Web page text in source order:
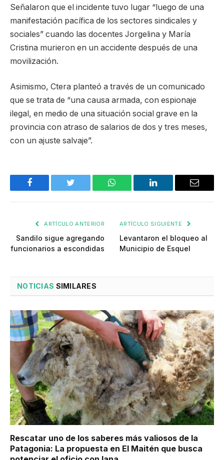
Señalaron que el incidente tuvo lugar “luego de una
manifestación pacífica de los sectores sindicales y
sociales” cuando las docentes Jorgelina y María
Cristina murieron en un accidente después de una
movilización.
Asimismo, Ctera planteó a través de un comunicado
que se trata de “una causa armada, con espionaje
ilegal, en medio de una situación social grave en la
provincia con atraso de salarios de dos y tres meses,
con un ajuste salvaje”.
Facebook Twitter WhatsApp LinkedIn Email
ARTÍCULO ANTERIOR
Sandilo sigue agregando
funcionarios a escondidas
ARTÍCULO SIGUIENTE
Levantaron el bloqueo al
Municipio de Esquel
NOTICIAS SIMILARES
Rescatar uno de los saberes más valiosos de la
Patagonia: La propuesta en El Maitén que busca